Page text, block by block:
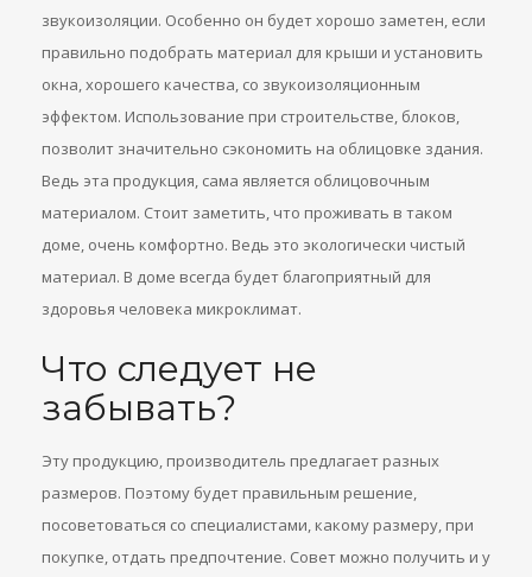
звукоизоляции. Особенно он будет хорошо заметен, если
правильно подобрать материал для крыши и установить
окна, хорошего качества, со звукоизоляционным
эффектом. Использование при строительстве, блоков,
позволит значительно сэкономить на облицовке здания.
Ведь эта продукция, сама является облицовочным
материалом. Стоит заметить, что проживать в таком
доме, очень комфортно. Ведь это экологически чистый
материал. В доме всегда будет благоприятный для
здоровья человека микроклимат.
Что следует не
забывать?
Эту продукцию, производитель предлагает разных
размеров. Поэтому будет правильным решение,
посоветоваться со специалистами, какому размеру, при
покупке, отдать предпочтение. Совет можно получить и у